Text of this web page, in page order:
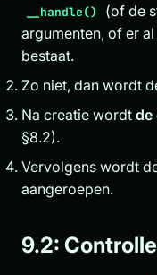
__handle()
(of de
argumenten, of er
bestaat.
Zo niet, dan wordt
Na creatie wordt de
§8.2).
Vervolgens wordt
aangeroepen.
9.2: